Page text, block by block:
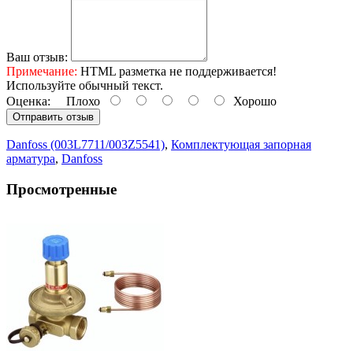
Ваш отзыв:
Примечание: HTML разметка не поддерживается!
Используйте обычный текст.
Оценка: Плохо Хорошо
Отправить отзыв
Danfoss (003L7711/003Z5541), Комплектующая запорная
арматура, Danfoss
Просмотренные